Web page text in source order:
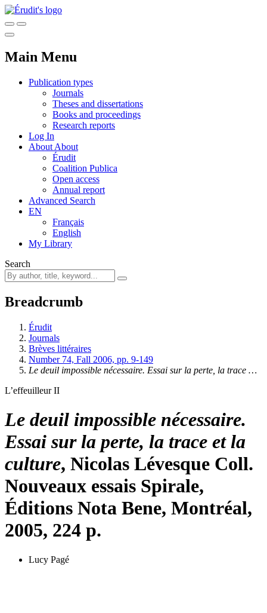
Main Menu
Publication types
Journals
Theses and dissertations
Books and proceedings
Research reports
Log In
About About
Érudit
Coalition Publica
Open access
Annual report
Advanced Search
EN
Français
English
My Library
Search
Breadcrumb
Érudit
Journals
Brèves littéraires
Number 74, Fall 2006, pp. 9-149
Le deuil impossible nécessaire. Essai sur la perte, la trace …
L’effeuilleur II
Le deuil impossible nécessaire.
Essai sur la perte, la trace et la
culture, Nicolas Lévesque Coll.
Nouveaux essais Spirale,
Éditions Nota Bene, Montréal,
2005, 224 p.
Lucy Pagé